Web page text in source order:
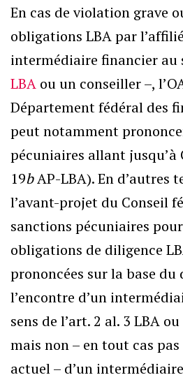
En cas de violation grave
obligations LBA par
intermédiaire financier au
LBA ou un conseiller –,
Département fédéral des
peut notamment
pécuniaires allant jusqu’à
19bAP-LBA). En d’autres
l’avant-projet du Conseil
sanctions pécuniaires
obligations de diligence
prononcées sur la base
l’encontre d’un
sens de l’art. 2 al. 3 LBA
mais non – en tout cas
actuel – d’un